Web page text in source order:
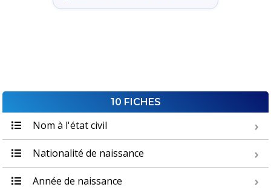
10 FICHES
Nom à l'état civil
Nationalité de naissance
Année de naissance